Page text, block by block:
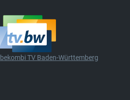
TV Baden-Württemberg